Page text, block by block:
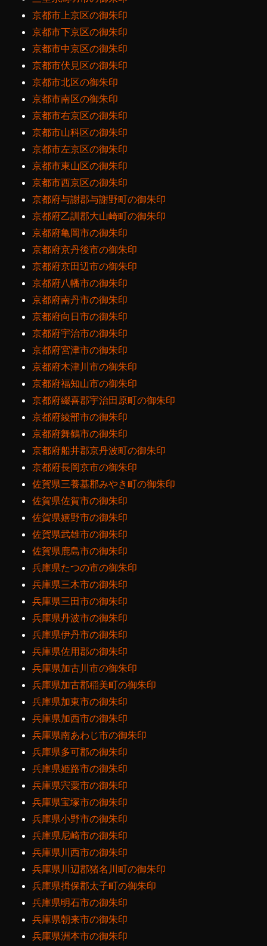
京都市上京区の御朱印
京都市下京区の御朱印
京都市中京区の御朱印
京都市伏見区の御朱印
京都市北区の御朱印
京都市南区の御朱印
京都市右京区の御朱印
京都市山科区の御朱印
京都市左京区の御朱印
京都市東山区の御朱印
京都市西京区の御朱印
京都府与謝郡与謝野町の御朱印
京都府乙訓郡大山崎町の御朱印
京都府亀岡市の御朱印
京都府京丹後市の御朱印
京都府京田辺市の御朱印
京都府八幡市の御朱印
京都府南丹市の御朱印
京都府向日市の御朱印
京都府宇治市の御朱印
京都府宮津市の御朱印
京都府木津川市の御朱印
京都府福知山市の御朱印
京都府綴喜郡宇治田原町の御朱印
京都府綾部市の御朱印
京都府舞鶴市の御朱印
京都府船井郡京丹波町の御朱印
京都府長岡京市の御朱印
佐賀県三養基郡みやき町の御朱印
佐賀県佐賀市の御朱印
佐賀県嬉野市の御朱印
佐賀県武雄市の御朱印
佐賀県鹿島市の御朱印
兵庫県たつの市の御朱印
兵庫県三木市の御朱印
兵庫県三田市の御朱印
兵庫県丹波市の御朱印
兵庫県伊丹市の御朱印
兵庫県佐用郡の御朱印
兵庫県加古川市の御朱印
兵庫県加古郡稲美町の御朱印
兵庫県加東市の御朱印
兵庫県加西市の御朱印
兵庫県南あわじ市の御朱印
兵庫県多可郡の御朱印
兵庫県姫路市の御朱印
兵庫県宍粟市の御朱印
兵庫県宝塚市の御朱印
兵庫県小野市の御朱印
兵庫県尼崎市の御朱印
兵庫県川西市の御朱印
兵庫県川辺郡猪名川町の御朱印
兵庫県揖保郡太子町の御朱印
兵庫県明石市の御朱印
兵庫県朝来市の御朱印
兵庫県洲本市の御朱印